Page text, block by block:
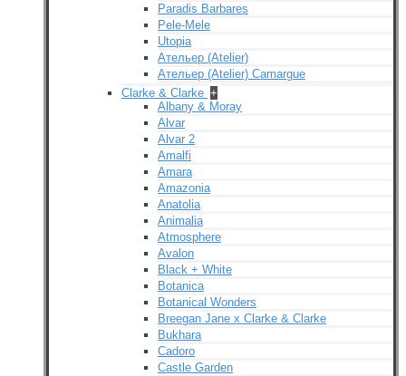
Paradis Barbares
Pele-Mele
Utopia
Ательер (Atelier)
Ательер (Atelier) Camargue
Clarke & Clarke +
Albany & Moray
Alvar
Alvar 2
Amalfi
Amara
Amazonia
Anatolia
Animalia
Atmosphere
Avalon
Black + White
Botanica
Botanical Wonders
Breegan Jane x Clarke & Clarke
Bukhara
Cadoro
Castle Garden